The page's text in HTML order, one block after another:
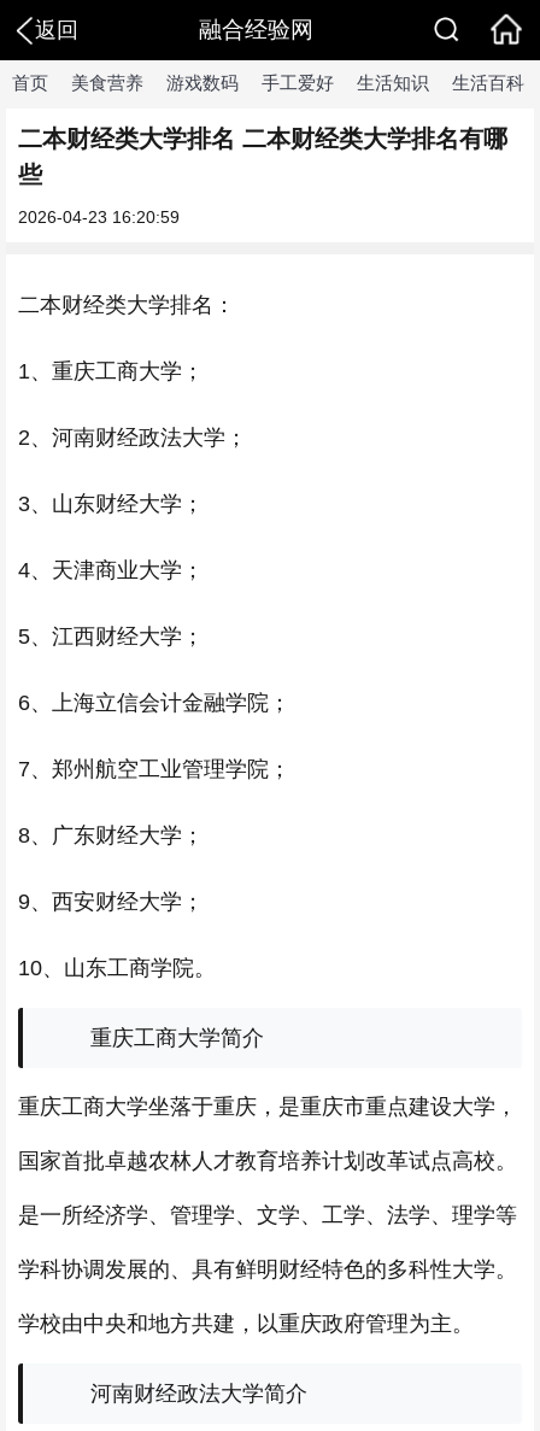
返回 融合经验网
首页 美食营养 游戏数码 手工爱好 生活知识 生活百科
二本财经类大学排名 二本财经类大学排名有哪
些
2026-04-23 16:20:59
二本财经类大学排名：
1、重庆工商大学；
2、河南财经政法大学；
3、山东财经大学；
4、天津商业大学；
5、江西财经大学；
6、上海立信会计金融学院；
7、郑州航空工业管理学院；
8、广东财经大学；
9、西安财经大学；
10、山东工商学院。
重庆工商大学简介
重庆工商大学坐落于重庆，是重庆市重点建设大学，
国家首批卓越农林人才教育培养计划改革试点高校。
是一所经济学、管理学、文学、工学、法学、理学等
学科协调发展的、具有鲜明财经特色的多科性大学。
学校由中央和地方共建，以重庆政府管理为主。
河南财经政法大学简介